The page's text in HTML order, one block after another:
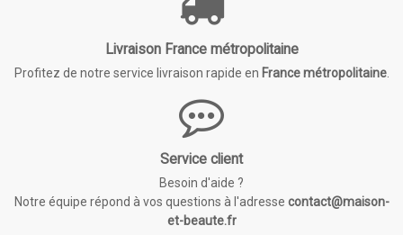
Livraison France métropolitaine
Profitez de notre service livraison rapide en France métropolitaine.
Service client
Besoin d'aide ?
Notre équipe répond à vos questions à l'adresse contact@maison-
et-beaute.fr